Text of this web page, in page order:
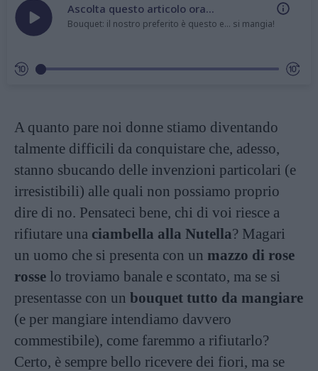
Ascolta questo articolo ora...
Bouquet: il nostro preferito è questo e... si mangia!
A quanto pare noi donne stiamo diventando
talmente difficili da conquistare che, adesso,
stanno sbucando delle invenzioni particolari (e
irresistibili) alle quali non possiamo proprio
dire di no. Pensateci bene, chi di voi riesce a
rifiutare una ciambella alla Nutella? Magari
un uomo che si presenta con un mazzo di rose
rosse lo troviamo banale e scontato, ma se si
presentasse con un bouquet tutto da mangiare
(e per mangiare intendiamo davvero
commestibile), come faremmo a rifiutarlo?
Certo, è sempre bello ricevere dei fiori, ma se